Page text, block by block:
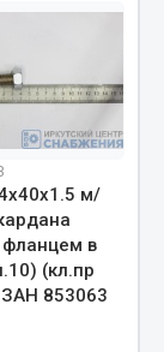
м/
в
(кл.пр
853063